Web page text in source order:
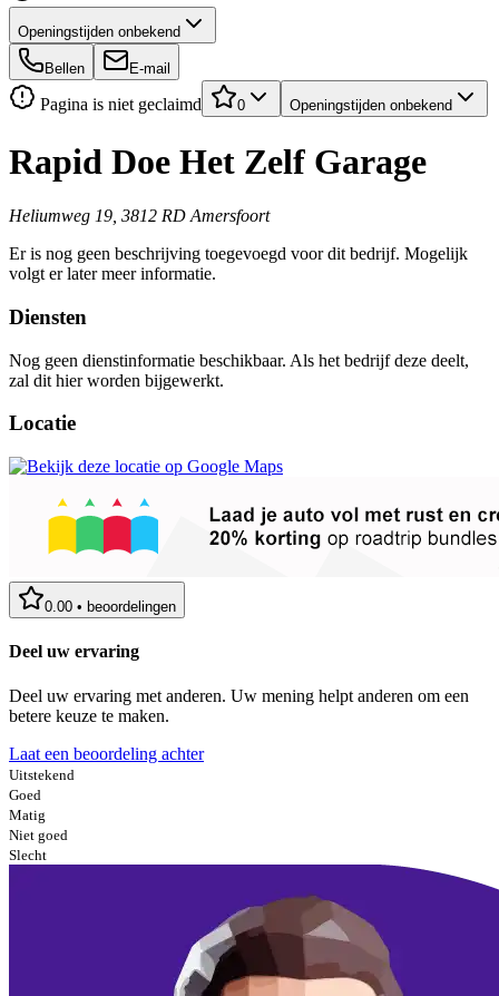
Openingstijden onbekend
Bellen E-mail
Pagina is niet geclaimd 0 Openingstijden onbekend
Rapid Doe Het Zelf Garage
Heliumweg 19, 3812 RD Amersfoort
Er is nog geen beschrijving toegevoegd voor dit bedrijf. Mogelijk
volgt er later meer informatie.
Diensten
Nog geen dienstinformatie beschikbaar. Als het bedrijf deze deelt,
zal dit hier worden bijgewerkt.
Locatie
0.00 • beoordelingen
Deel uw ervaring
Deel uw ervaring met anderen. Uw mening helpt anderen om een
betere keuze te maken.
Laat een beoordeling achter
Uitstekend
Goed
Matig
Niet goed
Slecht